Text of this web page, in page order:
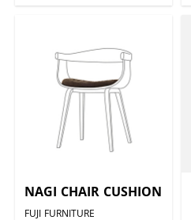
NAGI CHAIR CUSHION
FUJI FURNITURE